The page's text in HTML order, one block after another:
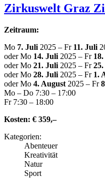
Zir­kus­welt Graz
Zeitraum:
Mo 7. Juli 2025 – Fr 11. Juli
oder Mo 14. Juli 2025 – Fr
oder Mo 21. Juli 2025 – Fr
oder Mo 28. Juli 2025 – Fr 1.
oder Mo 4. August 2025 – Fr
Mo – Do 7:30 – 17:00
Fr 7:30 – 18:00
Kosten: € 359,–
Kate­go­rien:
Abenteuer
Krea­ti­vi­tät
Natur
Sport